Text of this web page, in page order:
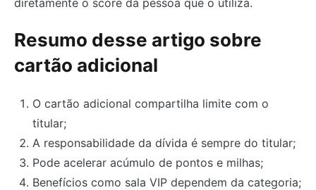
Resumo desse artigo sobre
cartão adicional
O cartão adicional compartilha limite com o
titular;
A responsabilidade da dívida é sempre do titular;
Pode acelerar acúmulo de pontos e milhas;
Benefícios como sala VIP dependem da categoria;